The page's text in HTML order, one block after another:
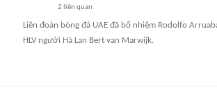
2 liên quan
Liên đoàn bóng đá UAE đã bổ nhiệm Rodolfo
HLV người Hà Lan Bert van Marwijk.